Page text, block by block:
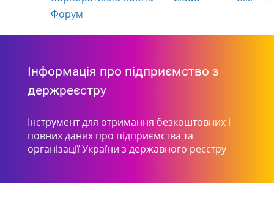
Форум
Інформація про підприємство з
держреєстру
Інструмент для отримання безкоштовних і
повних даних про підприємства та
організації України з державного реєстру